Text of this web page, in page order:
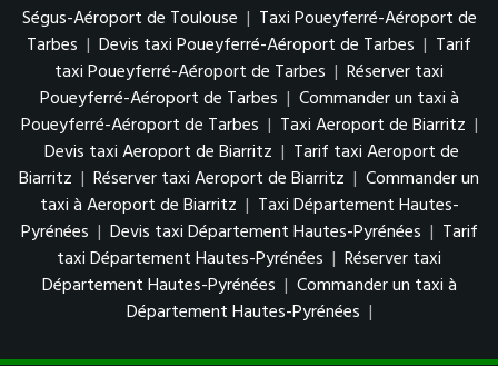
Ségus-Aéroport de Toulouse | Taxi Poueyferré-Aéroport de
Tarbes | Devis taxi Poueyferré-Aéroport de Tarbes | Tarif
taxi Poueyferré-Aéroport de Tarbes | Réserver taxi
Poueyferré-Aéroport de Tarbes | Commander un taxi à
Poueyferré-Aéroport de Tarbes | Taxi Aeroport de Biarritz |
Devis taxi Aeroport de Biarritz | Tarif taxi Aeroport de
Biarritz | Réserver taxi Aeroport de Biarritz | Commander un
taxi à Aeroport de Biarritz | Taxi Département Hautes-
Pyrénées | Devis taxi Département Hautes-Pyrénées | Tarif
taxi Département Hautes-Pyrénées | Réserver taxi
Département Hautes-Pyrénées | Commander un taxi à
Département Hautes-Pyrénées |